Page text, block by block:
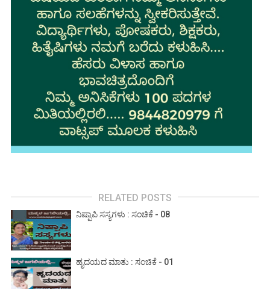
RELATED POSTS
ನಿಷ್ಪಾಪಿ ಸಸ್ಯಗಳು : ಸಂಚಿಕೆ - 08
ಹೃದಯದ ಮಾತು : ಸಂಚಿಕೆ - 01